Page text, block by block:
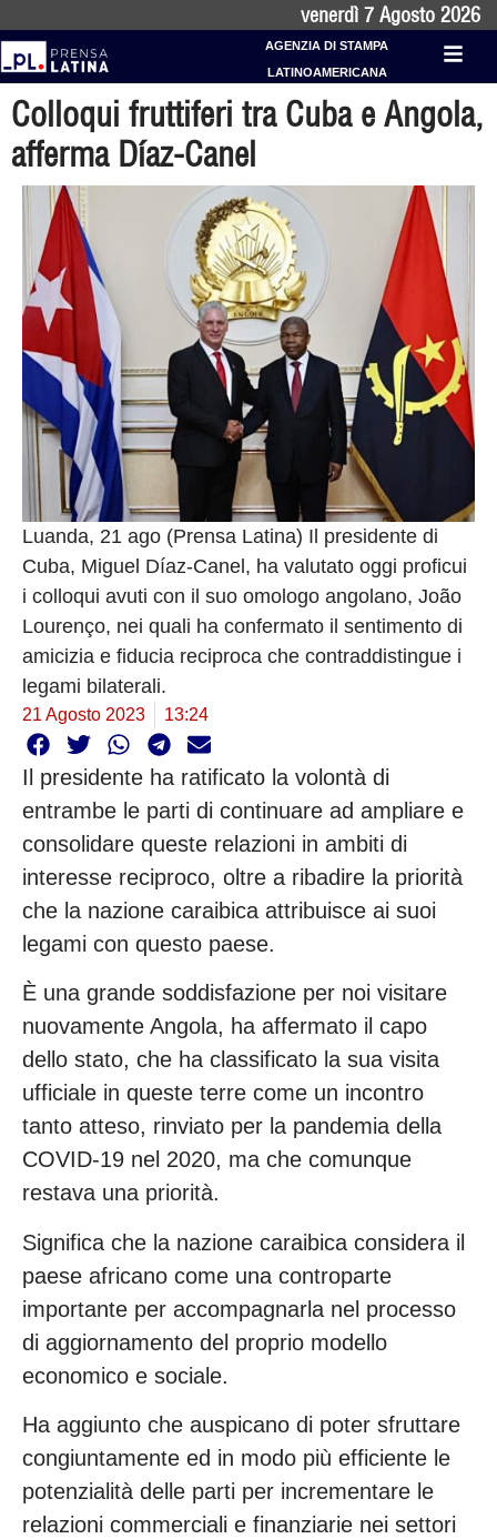
venerdì 7 Agosto 2026
AGENZIA DI STAMPA
LATINOAMERICANA
Colloqui fruttiferi tra Cuba e Angola,
afferma Díaz-Canel
Luanda, 21 ago (Prensa Latina) Il presidente di
Cuba, Miguel Díaz-Canel, ha valutato oggi proficui
i colloqui avuti con il suo omologo angolano, João
Lourenço, nei quali ha confermato il sentimento di
amicizia e fiducia reciproca che contraddistingue i
legami bilaterali.
21 Agosto 2023 13:24
Il presidente ha ratificato la volontà di
entrambe le parti di continuare ad ampliare e
consolidare queste relazioni in ambiti di
interesse reciproco, oltre a ribadire la priorità
che la nazione caraibica attribuisce ai suoi
legami con questo paese.
È una grande soddisfazione per noi visitare
nuovamente Angola, ha affermato il capo
dello stato, che ha classificato la sua visita
ufficiale in queste terre come un incontro
tanto atteso, rinviato per la pandemia della
COVID-19 nel 2020, ma che comunque
restava una priorità.
Significa che la nazione caraibica considera il
paese africano come una controparte
importante per accompagnarla nel processo
di aggiornamento del proprio modello
economico e sociale.
Ha aggiunto che auspicano di poter sfruttare
congiuntamente ed in modo più efficiente le
potenzialità delle parti per incrementare le
relazioni commerciali e finanziarie nei settori